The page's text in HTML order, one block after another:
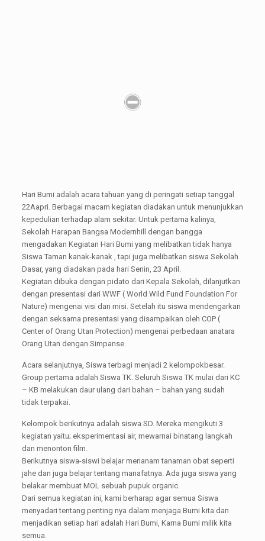
Hari Bumi adalah acara tahuan yang di peringati setiap tanggal
22Aapri. Berbagai macam kegiatan diadakan untuk menunjukkan
kepedulian terhadap alam sekitar. Untuk pertama kalinya,
Sekolah Harapan Bangsa Modernhill dengan bangga
mengadakan Kegiatan Hari Bumi yang melibatkan tidak hanya
Siswa Taman kanak-kanak , tapi juga melibatkan siswa Sekolah
Dasar, yang diadakan pada hari Senin, 23 April.
Kegiatan dibuka dengan pidato dari Kepala Sekolah, dilanjutkan
dengan presentasi dari WWF ( World Wild Fund Foundation For
Nature) mengenai visi dan misi. Setelah itu siswa mendengarkan
dengan seksama presentasi yang disampaikan oleh COP (
Center of Orang Utan Protection) mengenai perbedaan anatara
Orang Utan dengan Simpanse.
Acara selanjutnya, Siswa terbagi menjadi 2 kelompokbesar.
Group pertama adalah Siswa TK. Seluruh Siswa TK mulai dari KC
– KB melakukan daur ulang dari bahan – bahan yang sudah
tidak terpakai.
Kelompok berikutnya adalah siswa SD. Mereka mengikuti 3
kegiatan yaitu; eksperimentasi air, mewarnai binatang langkah
dan menonton film.
Berikutnya siswa-siswi belajar menanam tanaman obat seperti
jahe dan juga belajar tentang manafatnya. Ada juga siswa yang
belakar membuat MOL sebuah pupuk organic.
Dari semua kegiatan ini, kami berharap agar semua Siswa
menyadari tentang penting nya dalam menjaga Bumi kita dan
menjadikan setiap hari adalah Hari Bumi, Karna Bumi milik kita
semua.